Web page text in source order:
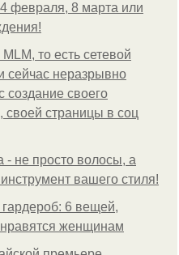
февраля, 8 марта или
то есть сетевой
сейчас неразрывно
создание своего
своей страницы в соц
- не просто волосы, а
вашего стиля!
6 вещей,
женщинам